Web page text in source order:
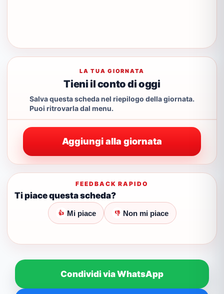
LA TUA GIORNATA
Tieni il conto di oggi
Salva questa scheda nel riepilogo della giornata.
Puoi ritrovarla dal menu.
Aggiungi alla giornata
FEEDBACK RAPIDO
Ti piace questa scheda?
👍 Mi piace 👎 Non mi piace
Condividi via WhatsApp